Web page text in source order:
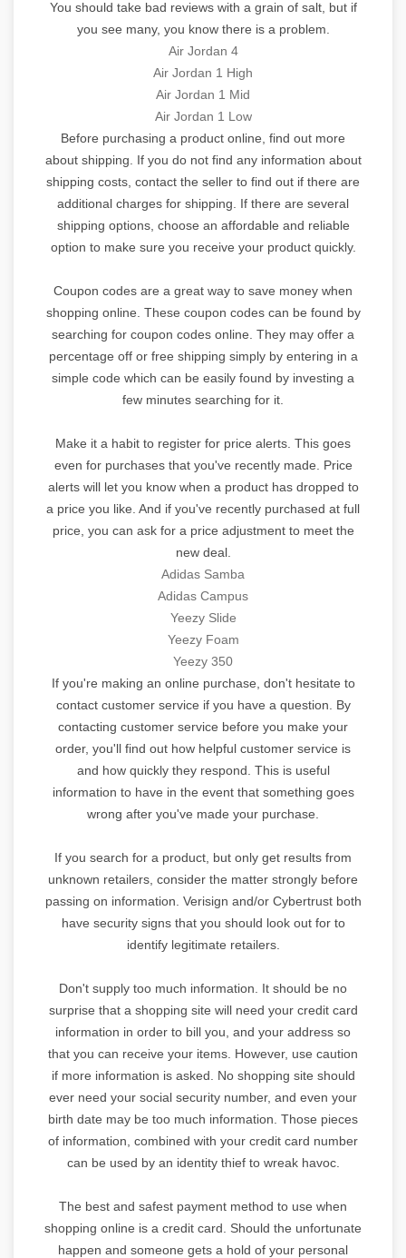
You should take bad reviews with a grain of salt, but if
you see many, you know there is a problem.
Air Jordan 4
Air Jordan 1 High
Air Jordan 1 Mid
Air Jordan 1 Low
Before purchasing a product online, find out more
about shipping. If you do not find any information about
shipping costs, contact the seller to find out if there are
additional charges for shipping. If there are several
shipping options, choose an affordable and reliable
option to make sure you receive your product quickly.
Coupon codes are a great way to save money when
shopping online. These coupon codes can be found by
searching for coupon codes online. They may offer a
percentage off or free shipping simply by entering in a
simple code which can be easily found by investing a
few minutes searching for it.
Make it a habit to register for price alerts. This goes
even for purchases that you've recently made. Price
alerts will let you know when a product has dropped to
a price you like. And if you've recently purchased at full
price, you can ask for a price adjustment to meet the
new deal.
Adidas Samba
Adidas Campus
Yeezy Slide
Yeezy Foam
Yeezy 350
If you're making an online purchase, don't hesitate to
contact customer service if you have a question. By
contacting customer service before you make your
order, you'll find out how helpful customer service is
and how quickly they respond. This is useful
information to have in the event that something goes
wrong after you've made your purchase.
If you search for a product, but only get results from
unknown retailers, consider the matter strongly before
passing on information. Verisign and/or Cybertrust both
have security signs that you should look out for to
identify legitimate retailers.
Don't supply too much information. It should be no
surprise that a shopping site will need your credit card
information in order to bill you, and your address so
that you can receive your items. However, use caution
if more information is asked. No shopping site should
ever need your social security number, and even your
birth date may be too much information. Those pieces
of information, combined with your credit card number
can be used by an identity thief to wreak havoc.
The best and safest payment method to use when
shopping online is a credit card. Should the unfortunate
happen and someone gets a hold of your personal